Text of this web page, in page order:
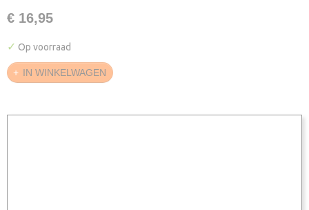
€ 16,95
✓ Op voorraad
IN WINKELWAGEN